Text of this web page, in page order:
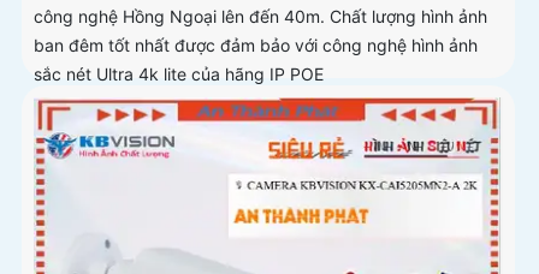
công nghệ Hồng Ngoại lên đến 40m. Chất lượng hình ảnh
ban đêm tốt nhất được đảm bảo với công nghệ hình ảnh
sắc nét Ultra 4k lite của hãng IP POE